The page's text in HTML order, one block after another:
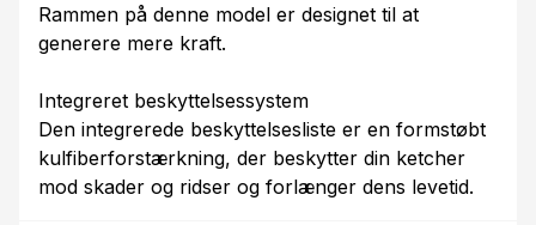
Rammen på denne model er designet til at
generere mere kraft.
Integreret beskyttelsessystem
Den integrerede beskyttelsesliste er en formstøbt
kulfiberforstærkning, der beskytter din ketcher
mod skader og ridser og forlænger dens levetid.